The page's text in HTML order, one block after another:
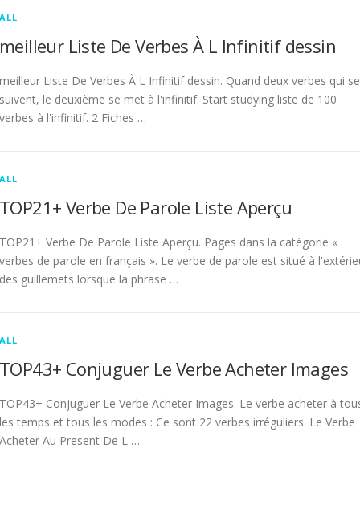
ALL
meilleur Liste De Verbes À L Infinitif dessin
meilleur Liste De Verbes À L Infinitif dessin. Quand deux verbes qui se
suivent, le deuxième se met à l'infinitif. Start studying liste de 100
verbes à l'infinitif. 2 Fiches …
ALL
TOP21+ Verbe De Parole Liste Aperçu
TOP21+ Verbe De Parole Liste Aperçu. Pages dans la catégorie «
verbes de parole en français ». Le verbe de parole est situé à
des guillemets lorsque la phrase …
ALL
TOP43+ Conjuguer Le Verbe Acheter Images
TOP43+ Conjuguer Le Verbe Acheter Images. Le verbe acheter à
les temps et tous les modes : Ce sont 22 verbes irréguliers. Le Verbe
Acheter Au Present De L …